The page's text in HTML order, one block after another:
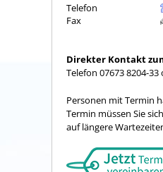
Telefon
Fax
Direkter Kontakt
Telefon 07673 8204-33
Personen mit Termin
Termin müssen Sie
auf längere